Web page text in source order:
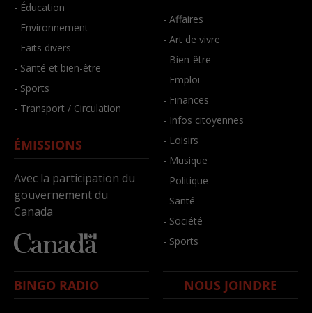
- Éducation
- Environnement
- Faits divers
- Santé et bien-être
- Sports
- Transport / Circulation
ÉMISSIONS
Avec la participation du
gouvernement du
Canada
- Affaires
- Art de vivre
- Bien-être
- Emploi
- Finances
- Infos citoyennes
- Loisirs
- Musique
- Politique
- Santé
- Société
- Sports
BINGO RADIO NOUS JOINDRE